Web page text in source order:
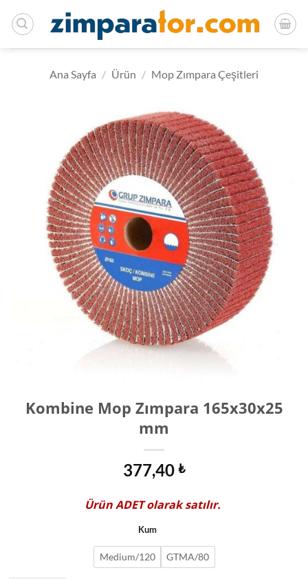
atla
Ana Sayfa / Ürün / Mop Zımpara Çeşitleri
Kombine Mop Zımpara 165x30x25
mm
377,40 ₺
ÜrünADETolarak satılır.
Kum
Medium/120 GTMA/80